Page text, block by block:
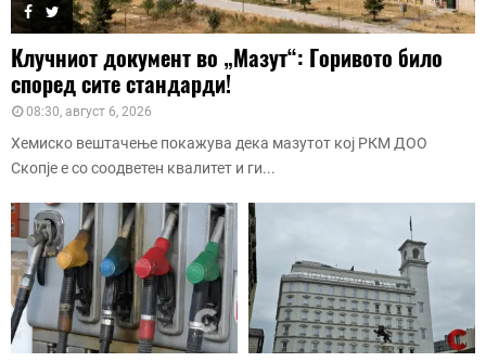
Клучниот документ во „Мазут“: Горивото било
според сите стандарди!
08:30, август 6, 2026
Хемиско вештачење покажува дека мазутот кој РКМ ДОО
Скопје е со соодветен квалитет и ги...